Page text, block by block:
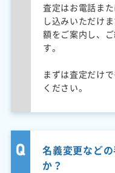
査定はお電話ま
し込みいただけ
額をご案内し、
す。
まずは査定だけ
ください。
名義変更など
か？